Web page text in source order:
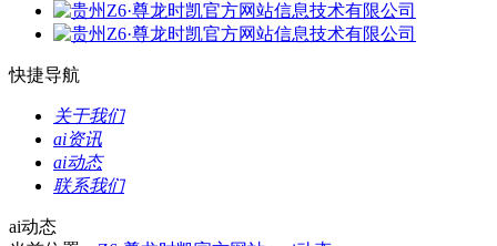
快捷导航
关于我们
ai资讯
ai动态
联系我们
ai动态